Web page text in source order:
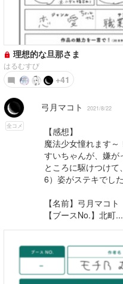
理想的な旦那さま
はるむすび
+41
全コメ
弓月マコト 2021/8/22
【感想】
魔法少女憧れます～
すいちゃんが、嫌
ところに駆けつけ
6）姿がステキでした
【名前】弓月マコト
【ブースNo.】北町...